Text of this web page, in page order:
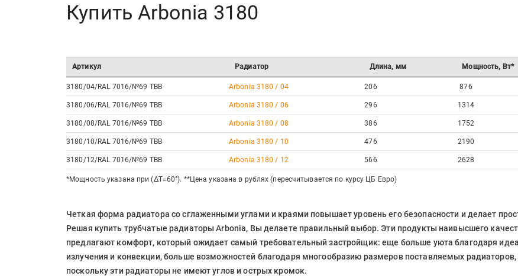
Купить Arbonia 3180
Артикул Радиатор Длина, мм Мощность, Вт*
3180/04/RAL 7016/№69 ТВВ Arbonia 3180 / 04 206 876
3180/06/RAL 7016/№69 ТВВ Arbonia 3180 / 06 296 1314
3180/08/RAL 7016/№69 ТВВ Arbonia 3180 / 08 386 1752
3180/10/RAL 7016/№69 ТВВ Arbonia 3180 / 10 476 2190
3180/12/RAL 7016/№69 ТВВ Arbonia 3180 / 12 566 2628
*Мощность указана при (ΔT=60°). **Цена указана в рублях (пересчитывается по курсу ЦБ Евро)
Четкая форма радиатора со сглаженными углами и краями повышает уровень его безопасности и делает
Решая купить трубчатые радиаторы Arbonia, Вы делаете правильный выбор. Эти продукты наивысшего
предлагают комфорт, который ожидает самый требовательный застройщик: еще больше уюта благодаря
излучения и конвекции, больше возможностей благодаря многообразию размеров поставляемых
поскольку эти радиаторы не имеют углов и острых кромок.